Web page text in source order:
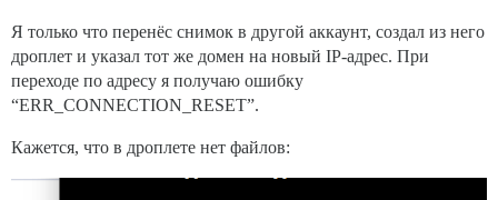
Я только что перенёс снимок в другой аккаунт, создал из него
дроплет и указал тот же домен на новый IP-адрес. При
переходе по адресу я получаю ошибку
“ERR_CONNECTION_RESET”.
Кажется, что в дроплете нет файлов: